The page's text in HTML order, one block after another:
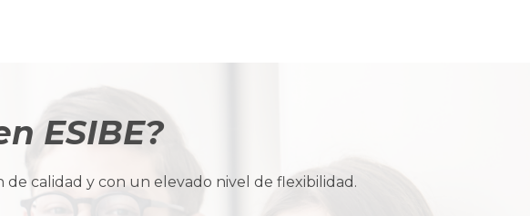
ESIBE?
de calidad y con un elevado nivel de flexibilidad.